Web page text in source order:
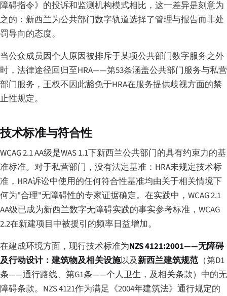
障碍指令》的投诉和监测机构模式相比，这一差异是刻意为
之的：新西兰为公共部门数字轨道选择了管理与报告而非处
罚导向的态度。
当公众成员因个人原因被排斥于某项公共部门数字服务之外
时，法律途径回归至HRA——第53条涵盖公共部门服务与私营
部门服务，王权不因此豁免于HRA在服务提供歧视方面的禁
止性规定。
技术标准与符合性
WCAG 2.1 AA级是WAS 1.1下新西兰公共部门的具有约束力的基
准标准。对于私营部门，没有法定基准：HRA未规定技术标
准，HRA诉讼中使用的任何符合性基准均由关于相关情境下
何为"合理"无障碍性的专家证据确定。在实践中，WCAG 2.1
AA级已成为新西兰数字无障碍实践的事实参考标准，WCAG
2.2在新建项目中被援引的频率日益增加。
在建成环境方面，现行技术标准为NZS 4121:2001——无障碍
及行动设计：建筑物及相关设施以及新西兰建筑规范（第D1
条——通行路线、第G1条——个人卫生，及相关条款）中的无
障碍条款。NZS 4121作为满足《2004年建筑法》通行规定的